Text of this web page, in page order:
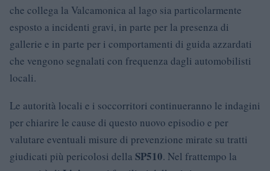
che collega la Valcamonica al lago sia particolarmente
esposto a incidenti gravi, in parte per la presenza di
gallerie e in parte per i comportamenti di guida azzardati
che vengono segnalati con frequenza dagli automobilisti
locali.
Le autorità locali e i soccorritori continueranno le indagini
per chiarire le cause di questo nuovo episodio e per
valutare eventuali misure di prevenzione mirate su tratti
giudicati più pericolosi della SP510. Nel frattempo la